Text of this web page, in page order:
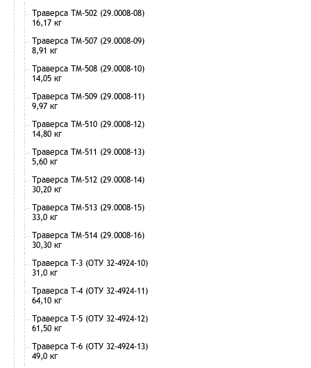
Траверса ТМ-502 (29.0008-08)
16,17 кг
Траверса ТМ-507 (29.0008-09)
8,91 кг
Траверса ТМ-508 (29.0008-10)
14,05 кг
Траверса ТМ-509 (29.0008-11)
9,97 кг
Траверса ТМ-510 (29.0008-12)
14,80 кг
Траверса ТМ-511 (29.0008-13)
5,60 кг
Траверса ТМ-512 (29.0008-14)
30,20 кг
Траверса ТМ-513 (29.0008-15)
33,0 кг
Траверса ТМ-514 (29.0008-16)
30,30 кг
Траверса Т-3 (ОТУ 32-4924-10)
31,0 кг
Траверса Т-4 (ОТУ 32-4924-11)
64,10 кг
Траверса Т-5 (ОТУ 32-4924-12)
61,50 кг
Траверса Т-6 (ОТУ 32-4924-13)
49,0 кг